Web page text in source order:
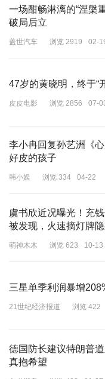
而如今，这套班子又来到
到促和俄乌。且他愈发相
操作。必须席设德国总理
威特科夫（左二）、库什
形成了一个鲜明对比。
乌克兰，用以作为未来两
在这样的情况下，不妨看
毕竟，他目前仍然是乌克
加入北约，这样才有安全
一场酣畅淋漓的“涅槃
破局后立
盖世汽车 浏览 2919 02-
47岁的黄晓明，终于“
皮皮电影 浏览 2856 07-
李小冉回复孙艺洲《心
好皮的孩子
韩小娱 浏览 334 04-22
虞书欣近况曝光！充
被发现，火速摘灯牌
萌神木木 浏览 623 10-13
三星单季利润暴增
21世纪经济报道 浏览 422
德国防长建议特朗普
真抱希望